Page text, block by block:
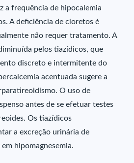
a frequência de hipocalemia
A deficiência de cloretos é
não requer tratamento. A
pelos tiazídicos, que
discreto e intermitente do
acentuada sugere a
O uso de
antes de se efetuar testes
Os tiazídicos
a excreção urinária de
hipomagnesemia.